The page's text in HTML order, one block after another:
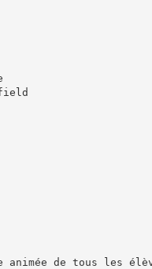
animée de tous les